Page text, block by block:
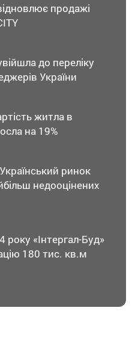
продажі
до переліку
України
житла в
на 19%
ринок
недооцінених
року «Інтергал-Буд»
180 тис. кв.м